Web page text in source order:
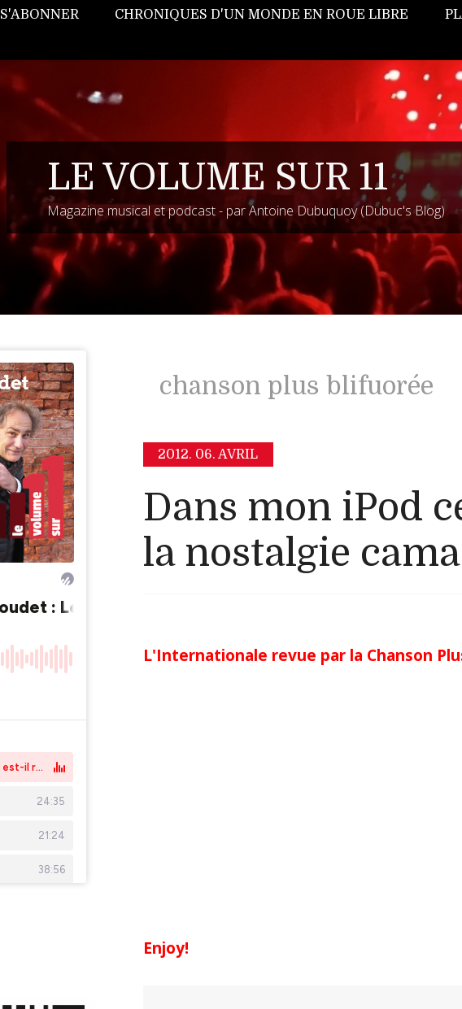
S'ABONNER CHRONIQUES D'UN MONDE EN ROUE LIBRE
LE VOLUME SUR 11
Magazine musical et podcast - par Antoine Dubuquoy (Dubuc's Blog)
chanson plus blifuorée
2012. 06. AVRIL
Dans mon iPod
la nostalgie
L'Internationale revue par la Chanson
Enjoy!